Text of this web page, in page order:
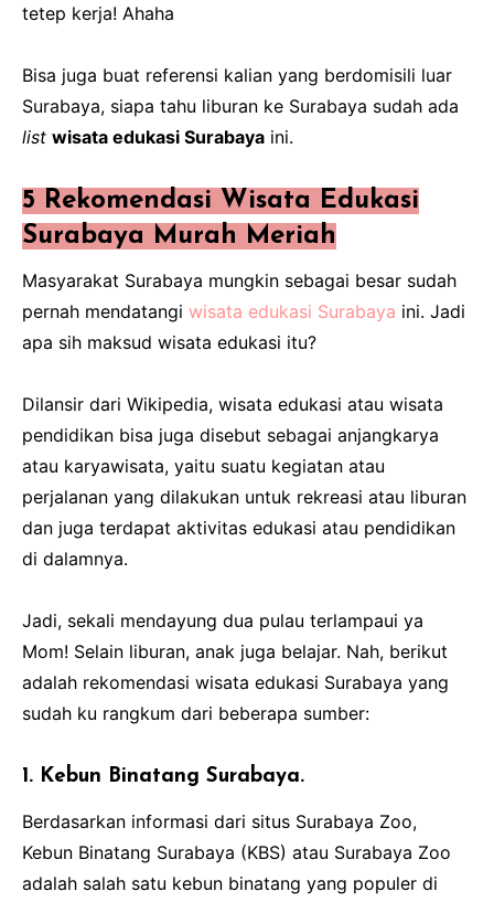
tetep kerja! Ahaha
Bisa juga buat referensi kalian yang berdomisili luar
Surabaya, siapa tahu liburan ke Surabaya sudah ada
list wisata edukasi Surabaya ini.
5 Rekomendasi Wisata Edukasi
Surabaya Murah Meriah
Masyarakat Surabaya mungkin sebagai besar sudah
pernah mendatangi wisata edukasi Surabaya ini. Jadi
apa sih maksud wisata edukasi itu?
Dilansir dari Wikipedia, wisata edukasi atau wisata
pendidikan bisa juga disebut sebagai anjangkarya
atau karyawisata, yaitu suatu kegiatan atau
perjalanan yang dilakukan untuk rekreasi atau liburan
dan juga terdapat aktivitas edukasi atau pendidikan
di dalamnya.
Jadi, sekali mendayung dua pulau terlampaui ya
Mom! Selain liburan, anak juga belajar. Nah, berikut
adalah rekomendasi wisata edukasi Surabaya yang
sudah ku rangkum dari beberapa sumber:
1. Kebun Binatang Surabaya.
Berdasarkan informasi dari situs Surabaya Zoo,
Kebun Binatang Surabaya (KBS) atau Surabaya Zoo
adalah salah satu kebun binatang yang populer di